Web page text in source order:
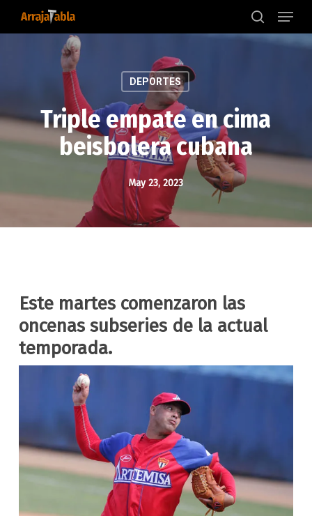
search
Menu
DEPORTES
Triple empate en cima
beisbolera cubana
May 23, 2023
Este martes comenzaron las
oncenas subseries de la actual
temporada.